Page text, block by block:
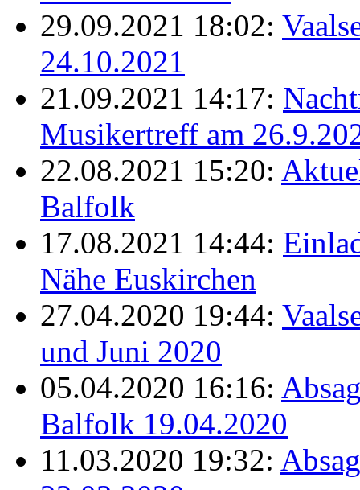
29.09.2021 18:02:
24.10.2021
21.09.2021 14:17:
Musikertreff am
22.08.2021 15:20:
Balfolk
17.08.2021 14:44:
Nähe Euskirchen
27.04.2020 19:44:
und Juni 2020
05.04.2020 16:16:
Balfolk 19.04.2020
11.03.2020 19:32: